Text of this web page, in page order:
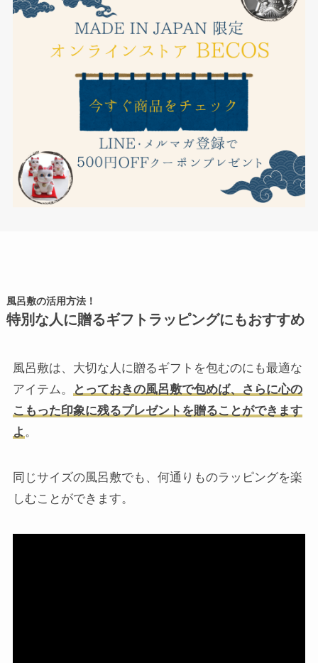
風呂敷の活用方法！
特別な人に贈るギフトラッピングにもおすすめ
風呂敷は、大切な人に贈るギフトを包むのにも最適な
アイテム。
とっておきの風呂敷で包めば、さらに心の
こもった印象に残るプレゼントを贈ることができます
よ。
同じサイズの風呂敷でも、何通りものラッピングを楽
しむことができます。